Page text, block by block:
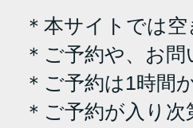
＊本サイトでは
＊ご予約や、お
＊ご予約は1時間
＊ご予約が入り